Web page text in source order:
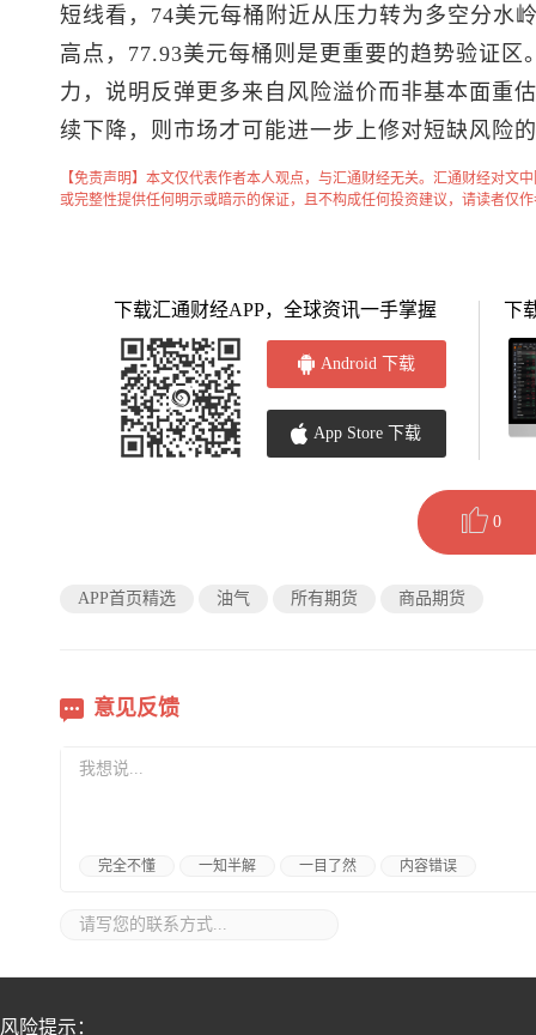
短线看，74美元每桶附近从压力转为多空分水
高点，77.93美元每桶则是更重要的趋势验证
力，说明反弹更多来自风险溢价而非基本面重
续下降，则市场才可能进一步上修对短缺风险
【免责声明】本文仅代表作者本人观点，与汇通财经无关。汇通财经对文
或完整性提供任何明示或暗示的保证，且不构成任何投资建议，请读者仅
下载汇通财经APP，全球资讯一手掌握
Android 下载
App Store 下载
下
0
APP首页精选 油气 所有期货 商品期货
意见反馈
完全不懂 一知半解 一目了然 内容错误
风险提示：